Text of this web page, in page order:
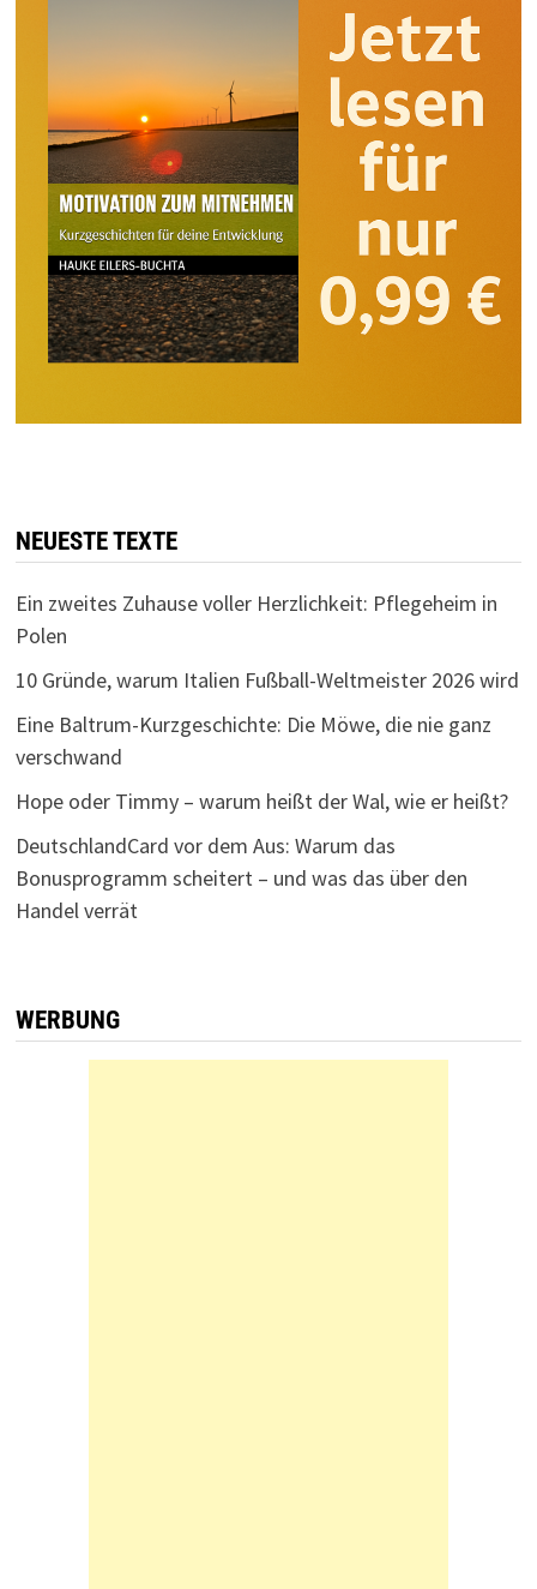
NEUESTE TEXTE
Ein zweites Zuhause voller Herzlichkeit: Pflegeheim in
Polen
10 Gründe, warum Italien Fußball-Weltmeister 2026 wird
Eine Baltrum-Kurzgeschichte: Die Möwe, die nie ganz
verschwand
Hope oder Timmy – warum heißt der Wal, wie er heißt?
DeutschlandCard vor dem Aus: Warum das
Bonusprogramm scheitert – und was das über den
Handel verrät
WERBUNG